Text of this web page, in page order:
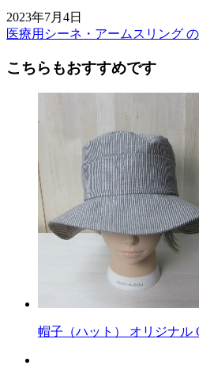
2023年7月4日
前
後
医療用シーネ・アームスリング
こちらもおすすめです
帽子（ハット） オリジナル